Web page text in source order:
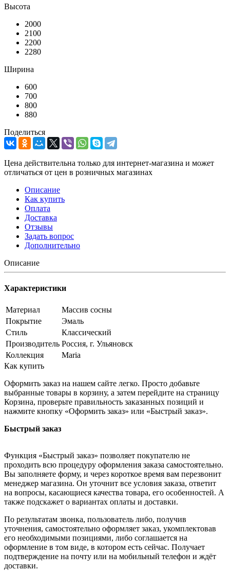
Высота
2000
2100
2200
2280
Ширина
600
700
800
880
Поделиться
Цена действительна только для интернет-магазина и может
отличаться от цен в розничных магазинах
Описание
Как купить
Оплата
Доставка
Отзывы
Задать вопрос
Дополнительно
Описание
Характеристики
Материал
Массив сосны
Покрытие
Эмаль
Стиль
Классический
Производитель Россия, г. Ульяновск
Коллекция
Maria
Как купить
Оформить заказ на нашем сайте легко. Просто добавьте
выбранные товары в корзину, а затем перейдите на страницу
Корзина, проверьте правильность заказанных позиций и
нажмите кнопку «Оформить заказ» или «Быстрый заказ».
Быстрый заказ
Функция «Быстрый заказ» позволяет покупателю не
проходить всю процедуру оформления заказа самостоятельно.
Вы заполняете форму, и через короткое время вам перезвонит
менеджер магазина. Он уточнит все условия заказа, ответит
на вопросы, касающиеся качества товара, его особенностей. А
также подскажет о вариантах оплаты и доставки.
По результатам звонка, пользователь либо, получив
уточнения, самостоятельно оформляет заказ, укомплектовав
его необходимыми позициями, либо соглашается на
оформление в том виде, в котором есть сейчас. Получает
подтверждение на почту или на мобильный телефон и ждёт
доставки.